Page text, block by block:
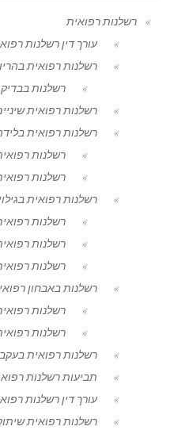
רשלנות רפואית
עורך דין רשלנות
רשלנות רפואית
רשלנות
רשלנות רפואית
רשלנות רפואית
רשלנות
רשלנות
רשלנות רפואית
רשלנות
רשלנות
רשלנות
רשלנות באבחון רפואי
רשלנות
רשלנות
רשלנות רפואית
תביעות רשלנות
עורך דין רשלנות
רשלנות רפואית